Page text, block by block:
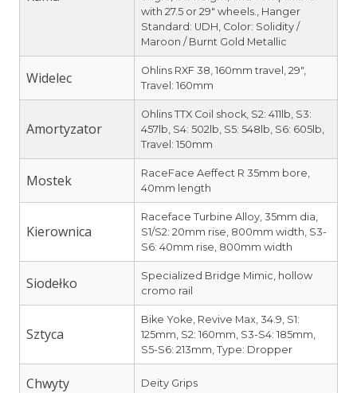
with 27.5 or 29″ wheels., Hanger
Standard: UDH, Color: Solidity /
Maroon / Burnt Gold Metallic
Widelec
Ohlins RXF 38, 160mm travel, 29″,
Travel: 160mm
Amortyzator
Ohlins TTX Coil shock, S2: 411lb, S3:
457lb, S4: 502lb, S5: 548lb, S6: 605lb,
Travel: 150mm
Mostek
RaceFace Aeffect R 35mm bore,
40mm length
Kierownica
Raceface Turbine Alloy, 35mm dia,
S1/S2: 20mm rise, 800mm width, S3-
S6: 40mm rise, 800mm width
Siodełko
Specialized Bridge Mimic, hollow
cromo rail
Sztyca
Bike Yoke, Revive Max, 34.9, S1:
125mm, S2: 160mm, S3-S4: 185mm,
S5-S6: 213mm, Type: Dropper
Chwyty Deity Grips